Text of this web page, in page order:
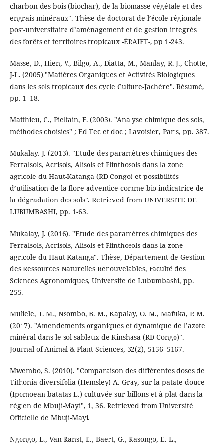
charbon des bois (biochar), de la biomasse végétale et des
engrais minéraux". Thèse de doctorat de l’école régionale
post-universitaire d’aménagement et de gestion integrés
des forêts et territoires tropicaux -ÉRAIFT-, pp 1-243.
Masse, D., Hien, V., Bilgo, A., Diatta, M., Manlay, R. J., Chotte,
J-L. (2005)."Matières Organiques et Activités Biologiques
dans les sols tropicaux des cycle Culture-Jachère". Résumé,
pp. 1–18.
Matthieu, C., Pieltain, F. (2003). "Analyse chimique des sols,
méthodes choisies" ; Ed Tec et doc ; Lavoisier, Paris, pp. 387.
Mukalay, J. (2013). "Etude des paramètres chimiques des
Ferralsols, Acrisols, Alisols et Plinthosols dans la zone
agricole du Haut-Katanga (RD Congo) et possibilités
d’utilisation de la flore adventice comme bio-indicatrice de
la dégradation des sols". Retrieved from UNIVERSITE DE
LUBUMBASHI, pp. 1-63.
Mukalay, J. (2016). "Etude des paramètres chimiques des
Ferralsols, Acrisols, Alisols et Plinthosols dans la zone
agricole du Haut-Katanga". Thèse, Département de Gestion
des Ressources Naturelles Renouvelables, Faculté des
Sciences Agronomiques, Universite de Lubumbashi, pp.
255.
Muliele, T. M., Nsombo, B. M., Kapalay, O. M., Mafuka, P. M.
(2017). "Amendements organiques et dynamique de l’azote
minéral dans le sol sableux de Kinshasa (RD Congo)".
Journal of Animal & Plant Sciences, 32(2), 5156–5167.
Mwembo, S. (2010). "Comparaison des différentes doses de
Tithonia diversifolia (Hemsley) A. Gray, sur la patate douce
(Ipomoean batatas L.) cultuvée sur billons et à plat dans la
régien de Mbuji-Mayi", 1, 36. Retrieved from Université
Officielle de Mbuji-Mayi.
Ngongo, L., Van Ranst, E., Baert, G., Kasongo, E. L.,